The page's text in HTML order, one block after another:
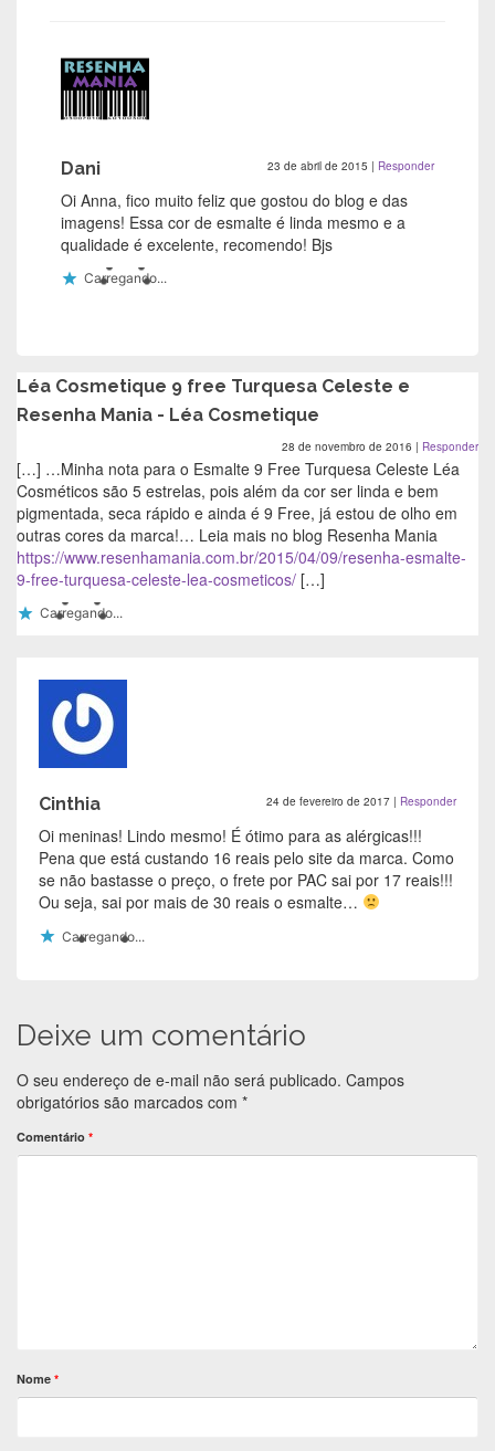
Dani 23 de abril de 2015 | Responder
Oi Anna, fico muito feliz que gostou do blog e das
imagens! Essa cor de esmalte é linda mesmo e a
qualidade é excelente, recomendo! Bjs
Carregando...
Léa Cosmetique 9 free Turquesa Celeste e
Resenha Mania - Léa Cosmetique
28 de novembro de 2016 | Responder
[…] …Minha nota para o Esmalte 9 Free Turquesa Celeste Léa
Cosméticos são 5 estrelas, pois além da cor ser linda e bem
pigmentada, seca rápido e ainda é 9 Free, já estou de olho em
outras cores da marca!… Leia mais no blog Resenha Mania
https://www.resenhamania.com.br/2015/04/09/resenha-esmalte-
9-free-turquesa-celeste-lea-cosmeticos/ […]
Carregando...
Cinthia 24 de fevereiro de 2017 | Responder
Oi meninas! Lindo mesmo! É ótimo para as alérgicas!!!
Pena que está custando 16 reais pelo site da marca. Como
se não bastasse o preço, o frete por PAC sai por 17 reais!!!
Ou seja, sai por mais de 30 reais o esmalte…
Carregando...
Deixe um comentário
O seu endereço de e-mail não será publicado. Campos
obrigatórios são marcados com *
Comentário *
Nome *